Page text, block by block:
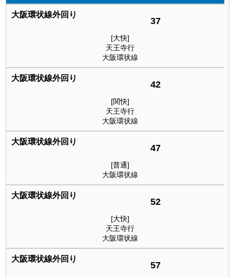
37
[大快]
天王寺行
大阪環状線
42
[関快]
天王寺行
大阪環状線
47
[普通]
大阪環状線
52
[大快]
天王寺行
大阪環状線
57